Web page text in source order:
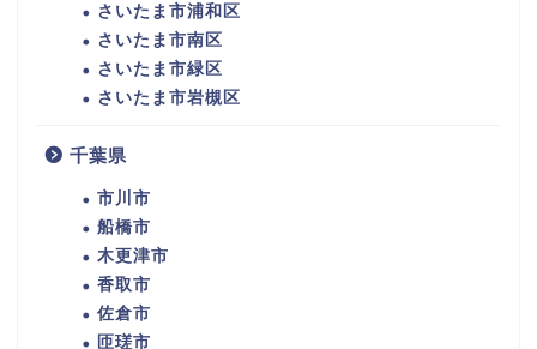
さいたま市浦和区
さいたま市南区
さいたま市緑区
さいたま市岩槻区
千葉県
市川市
船橋市
木更津市
香取市
佐倉市
匝瑳市